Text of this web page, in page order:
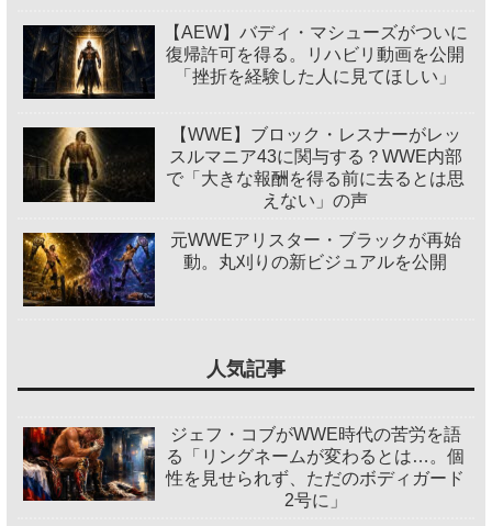
【AEW】バディ・マシューズがついに
復帰許可を得る。リハビリ動画を公開
「挫折を経験した人に見てほしい」
【WWE】ブロック・レスナーがレッ
スルマニア43に関与する？WWE内部
で「大きな報酬を得る前に去るとは思
えない」の声
元WWEアリスター・ブラックが再始
動。丸刈りの新ビジュアルを公開
人気記事
ジェフ・コブがWWE時代の苦労を語
る「リングネームが変わるとは…。個
性を見せられず、ただのボディガード
2号に」